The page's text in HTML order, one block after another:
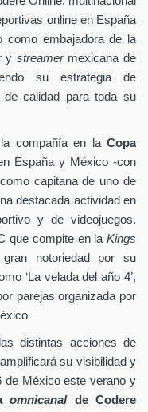
online en España
como embajadora de la
y streamer mexicana de
su estrategia de
de calidad para toda su
compañía en la Copa
España y México -con
capitana de uno de
destacada actividad en
y de videojuegos.
que compite en la Kings
notoriedad por su
‘La velada del año 4’,
parejas organizada por
distintas acciones de
su visibilidad y
de México este verano y
omnicanal de Codere